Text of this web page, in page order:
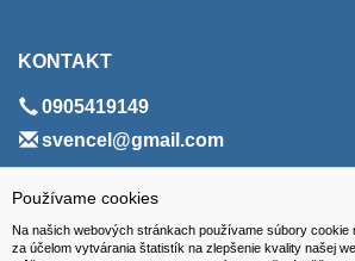
Používame cookies
Na našich webových stránkach používame súbory cookie
za účelom vytvárania štatistík na zlepšenie kvality našej
KONTAKT
0905419149
svencel@gmail.com
ADRESA
VEST - tech s.r.o.